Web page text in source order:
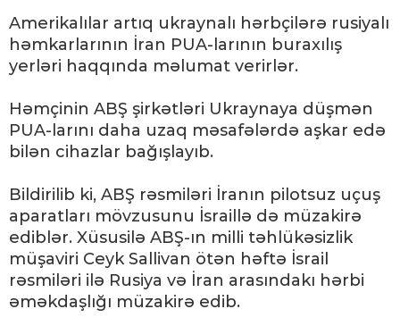
Amerikalılar artıq ukraynalı hərbçilərə rusiyalı
həmkarlarının İran PUA-larının buraxılış
yerləri haqqında məlumat verirlər.
Həmçinin ABŞ şirkətləri Ukraynaya düşmən
PUA-larını daha uzaq məsafələrdə aşkar edə
bilən cihazlar bağışlayıb.
Bildirilib ki, ABŞ rəsmiləri İranın pilotsuz uçuş
aparatları mövzusunu İsraillə də müzakirə
ediblər. Xüsusilə ABŞ-ın milli təhlükəsizlik
müşaviri Ceyk Sallivan ötən həftə İsrail
rəsmiləri ilə Rusiya və İran arasındakı hərbi
əməkdaşlığı müzakirə edib.